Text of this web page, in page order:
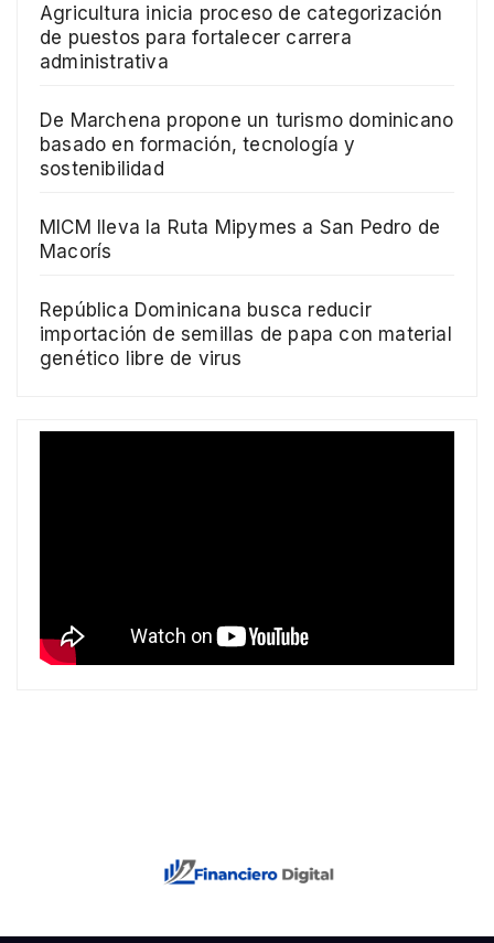
Agricultura inicia proceso de categorización
de puestos para fortalecer carrera
administrativa
De Marchena propone un turismo dominicano
basado en formación, tecnología y
sostenibilidad
MICM lleva la Ruta Mipymes a San Pedro de
Macorís
República Dominicana busca reducir
importación de semillas de papa con material
genético libre de virus